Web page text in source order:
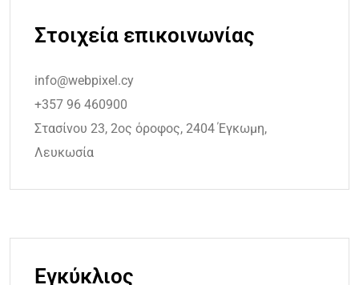
Στοιχεία επικοινωνίας
info@webpixel.cy
+357 96 460900
Στασίνου 23, 2ος όροφος, 2404 Έγκωμη,
Λευκωσία
Εγκύκλιος